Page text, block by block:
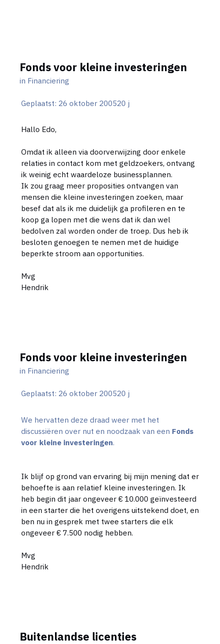
Fonds voor kleine investeringen
in Financiering
Geplaatst: 26 oktober 200520 j
Hallo Edo,
Omdat ik alleen via doorverwijzing door enkele
relaties in contact kom met geldzoekers, ontvang
ik weinig echt waardeloze businessplannen.
Ik zou graag meer proposities ontvangen van
mensen die kleine investeringen zoeken, maar
besef dat als ik me duidelijk ga profileren en te
koop ga lopen met die wens dat ik dan wel
bedolven zal worden onder de troep. Dus heb ik
besloten genoegen te nemen met de huidige
beperkte stroom aan opportunities.
Mvg
Hendrik
Fonds voor kleine investeringen
in Financiering
Geplaatst: 26 oktober 200520 j
We hervatten deze draad weer met het
discussiëren over nut en noodzaak van een Fonds
voor kleine investeringen.
Ik blijf op grond van ervaring bij mijn mening dat er
behoefte is aan relatief kleine investeringen. Ik
heb begin dit jaar ongeveer € 10.000 geïnvesteerd
in een starter die het overigens uitstekend doet, en
ben nu in gesprek met twee starters die elk
ongeveer € 7.500 nodig hebben.
Mvg
Hendrik
Buitenlandse licenties